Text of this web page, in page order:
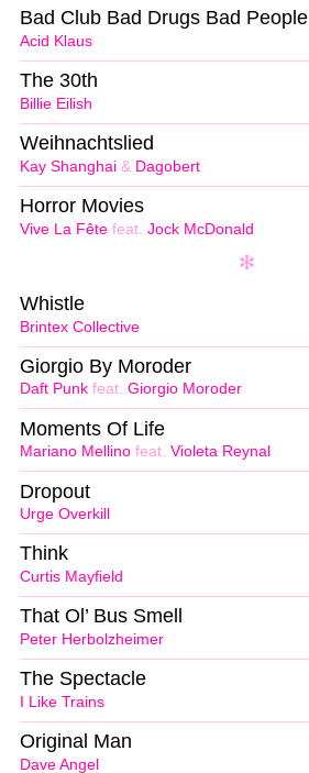
Acid Klaus
Bad Club Bad Drugs Bad People
Billie Eilish
The 30th
Kay Shanghai & Dagobert
Weihnachtslied
Vive La Fête feat. Jock McDonald
Horror Movies
Brintex Collective
Whistle
Daft Punk feat. Giorgio Moroder
Giorgio By Moroder
Mariano Mellino feat. Violeta Reynal
Moments Of Life
Urge Overkill
Dropout
Curtis Mayfield
Think
Peter Herbolzheimer
That Ol’ Bus Smell
I Like Trains
The Spectacle
Dave Angel
Original Man